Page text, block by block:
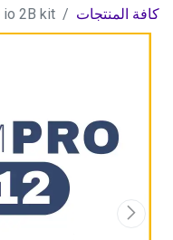
كافة المنتجات io 2B kit